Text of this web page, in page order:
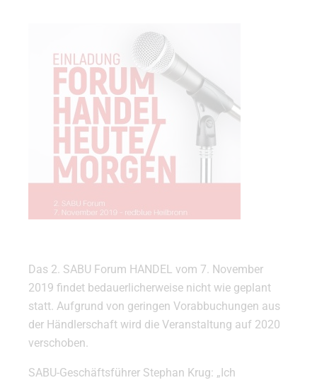
Das 2. SABU Forum HANDEL vom 7. November
2019 findet bedauerlicherweise nicht wie geplant
statt. Aufgrund von geringen Vorabbuchungen aus
der Händlerschaft wird die Veranstaltung auf 2020
verschoben.
SABU-Geschäftsführer Stephan Krug: „Ich